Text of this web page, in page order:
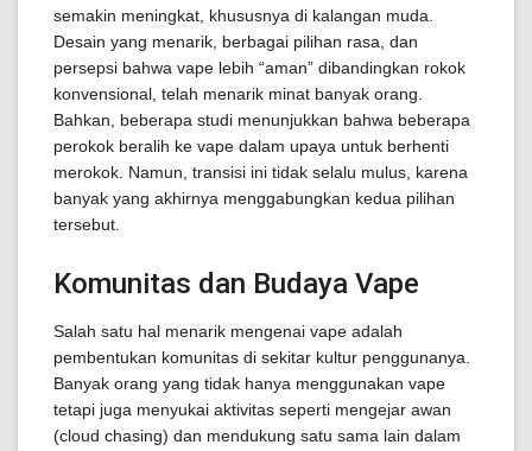
semakin meningkat, khususnya di kalangan muda.
Desain yang menarik, berbagai pilihan rasa, dan
persepsi bahwa vape lebih “aman” dibandingkan rokok
konvensional, telah menarik minat banyak orang.
Bahkan, beberapa studi menunjukkan bahwa beberapa
perokok beralih ke vape dalam upaya untuk berhenti
merokok. Namun, transisi ini tidak selalu mulus, karena
banyak yang akhirnya menggabungkan kedua pilihan
tersebut.
Komunitas dan Budaya Vape
Salah satu hal menarik mengenai vape adalah
pembentukan komunitas di sekitar kultur penggunanya.
Banyak orang yang tidak hanya menggunakan vape
tetapi juga menyukai aktivitas seperti mengejar awan
(cloud chasing) dan mendukung satu sama lain dalam